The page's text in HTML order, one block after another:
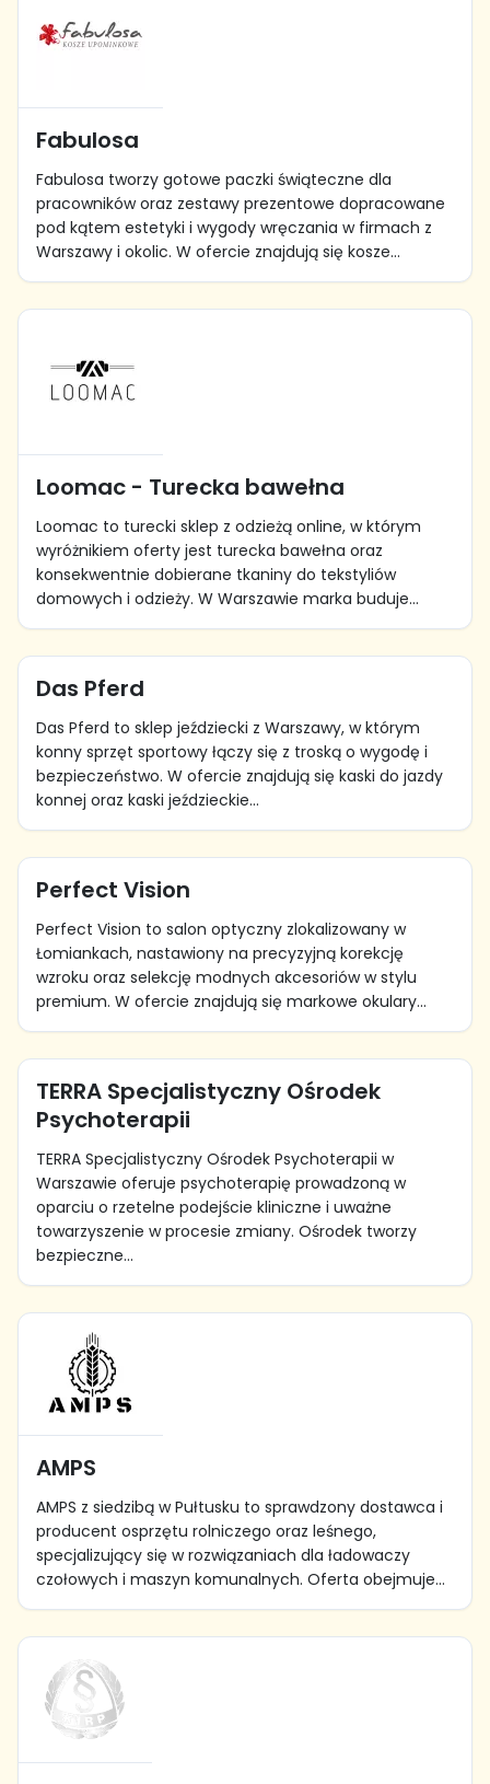
Fabulosa
Fabulosa tworzy gotowe paczki świąteczne dla
pracowników oraz zestawy prezentowe dopracowane
pod kątem estetyki i wygody wręczania w firmach z
Warszawy i okolic. W ofercie znajdują się kosze...
Loomac - Turecka bawełna
Loomac to turecki sklep z odzieżą online, w którym
wyróżnikiem oferty jest turecka bawełna oraz
konsekwentnie dobierane tkaniny do tekstyliów
domowych i odzieży. W Warszawie marka buduje...
Das Pferd
Das Pferd to sklep jeździecki z Warszawy, w którym
konny sprzęt sportowy łączy się z troską o wygodę i
bezpieczeństwo. W ofercie znajdują się kaski do jazdy
konnej oraz kaski jeździeckie...
Perfect Vision
Perfect Vision to salon optyczny zlokalizowany w
Łomiankach, nastawiony na precyzyjną korekcję
wzroku oraz selekcję modnych akcesoriów w stylu
premium. W ofercie znajdują się markowe okulary...
TERRA Specjalistyczny Ośrodek
Psychoterapii
TERRA Specjalistyczny Ośrodek Psychoterapii w
Warszawie oferuje psychoterapię prowadzoną w
oparciu o rzetelne podejście kliniczne i uważne
towarzyszenie w procesie zmiany. Ośrodek tworzy
bezpieczne...
AMPS
AMPS z siedzibą w Pułtusku to sprawdzony dostawca i
producent osprzętu rolniczego oraz leśnego,
specjalizujący się w rozwiązaniach dla ładowaczy
czołowych i maszyn komunalnych. Oferta obejmuje...